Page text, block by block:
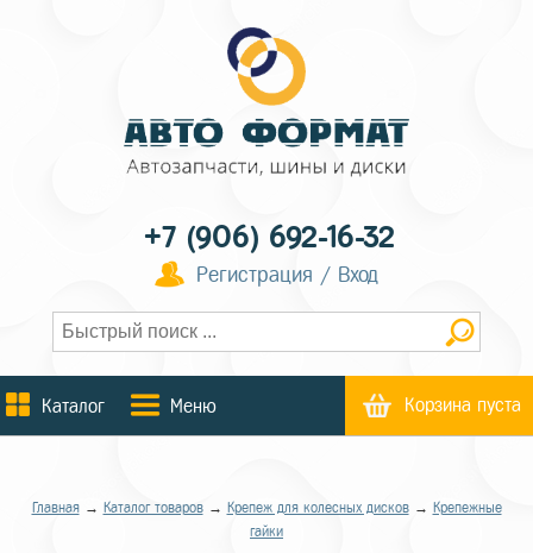
+7 (906) 692-16-32
Регистрация / Вход
Каталог Меню Корзина пуста
Главная→ Каталог товаров→ Крепеж для колесных дисков→ Крепежные
гайки